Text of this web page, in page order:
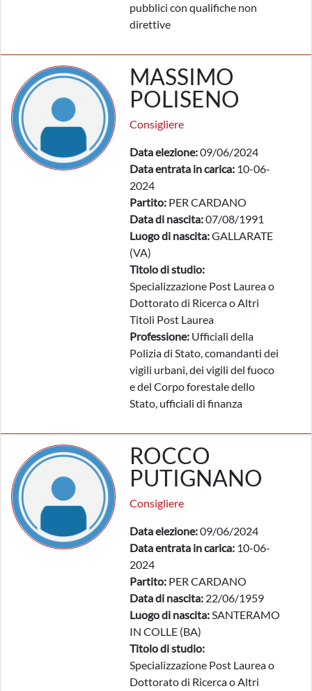
pubblici con qualifiche non
direttive
MASSIMO
POLISENO
Consigliere
Data elezione:09/06/2024
Data entrata in carica: 10-06-
2024
Partito: PER CARDANO
Data di nascita:07/08/1991
Luogo di nascita:GALLARATE
(VA)
Titolo di studio:
Specializzazione Post Laurea o
Dottorato di Ricerca o Altri
Titoli Post Laurea
Professione: Ufficiali della
Polizia di Stato, comandanti dei
vigili urbani, dei vigili del fuoco
e del Corpo forestale dello
Stato, ufficiali di finanza
ROCCO
PUTIGNANO
Consigliere
Data elezione:09/06/2024
Data entrata in carica: 10-06-
2024
Partito: PER CARDANO
Data di nascita: 22/06/1959
Luogo di nascita:SANTERAMO
IN COLLE (BA)
Titolo di studio:
Specializzazione Post Laurea o
Dottorato di Ricerca o Altri